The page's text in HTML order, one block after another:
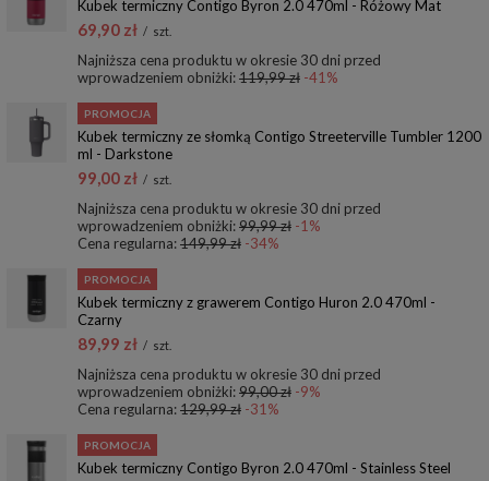
Kubek termiczny Contigo Byron 2.0 470ml - Różowy Mat
69,90 zł / szt.
Najniższa cena produktu w okresie 30 dni przed
wprowadzeniem obniżki:119,99 zł -41%
PROMOCJA
Kubek termiczny ze słomką Contigo Streeterville Tumbler 1200
ml - Darkstone
99,00 zł / szt.
Najniższa cena produktu w okresie 30 dni przed
wprowadzeniem obniżki:99,99 zł -1%
Cena regularna:149,99 zł -34%
PROMOCJA
Kubek termiczny z grawerem Contigo Huron 2.0 470ml -
Czarny
89,99 zł / szt.
Najniższa cena produktu w okresie 30 dni przed
wprowadzeniem obniżki:99,00 zł -9%
Cena regularna:129,99 zł -31%
PROMOCJA
Kubek termiczny Contigo Byron 2.0 470ml - Stainless Steel